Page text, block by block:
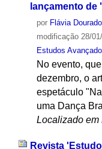
lançamento
por Flávia Dourado
modificação28/
Estudos
No evento,
dezembro, o
espetáculo
uma Dança
Localizado em
Revista